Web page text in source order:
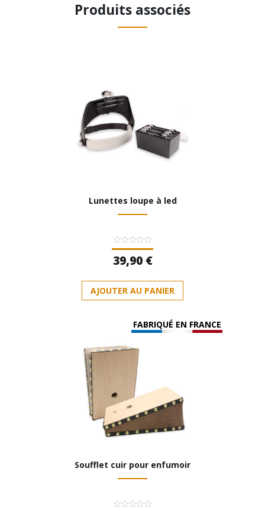
Produits associés
Lunettes loupe à led
Note
0
sur
39,90 €
AJOUTER AU PANIER
FABRIQUÉ EN FRANCE
Soufflet cuir pour enfumoir